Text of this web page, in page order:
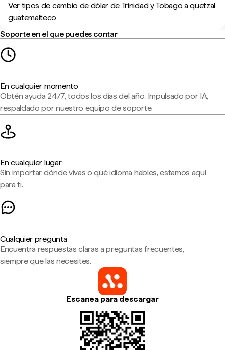
Ver tipos de cambio de dólar de Trinidad y Tobago a quetzal
guatemalteco
Soporte en el que puedes contar
En cualquier momento
Obtén ayuda 24/7, todos los días del año. Impulsado por IA,
respaldado por nuestro equipo de soporte.
En cualquier lugar
Sin importar dónde vivas o qué idioma hables, estamos aquí
para ti.
Cualquier pregunta
Encuentra respuestas claras a preguntas frecuentes,
siempre que las necesites.
Escanea para descargar